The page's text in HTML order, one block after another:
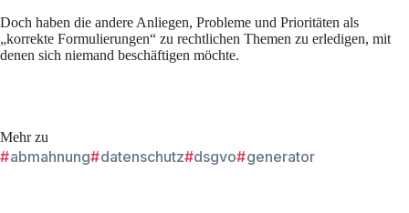
Doch haben die andere Anliegen, Probleme und Prioritäten als
„korrekte Formulierungen“ zu rechtlichen Themen zu erledigen, mit
denen sich niemand beschäftigen möchte.
Mehr zu
#abmahnung#datenschutz#dsgvo#generator